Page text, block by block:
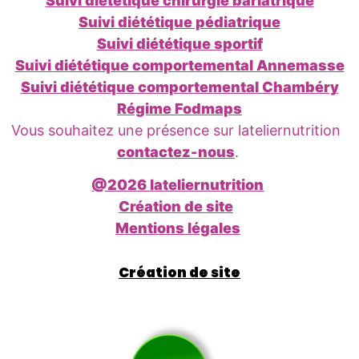
Suivi diététique pédiatrique
Suivi diététique sportif
Suivi diététique comportemental Annemasse
Suivi diététique comportemental Chambéry
Régime Fodmaps
Vous souhaitez une présence sur lateliernutrition
contactez-nous.
@2026 lateliernutrition
Création de site
Mentions légales
Création de site